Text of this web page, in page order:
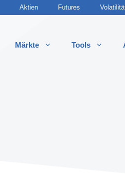
Aktien Futures
Märkte Tools